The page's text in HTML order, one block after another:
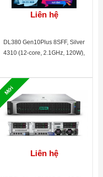
Liên hệ
DL380 Gen10Plus 8SFF, Silver
4310 (12-core, 2.1GHz, 120W),
Mới
Liên hệ